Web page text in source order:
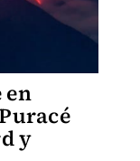
en
y